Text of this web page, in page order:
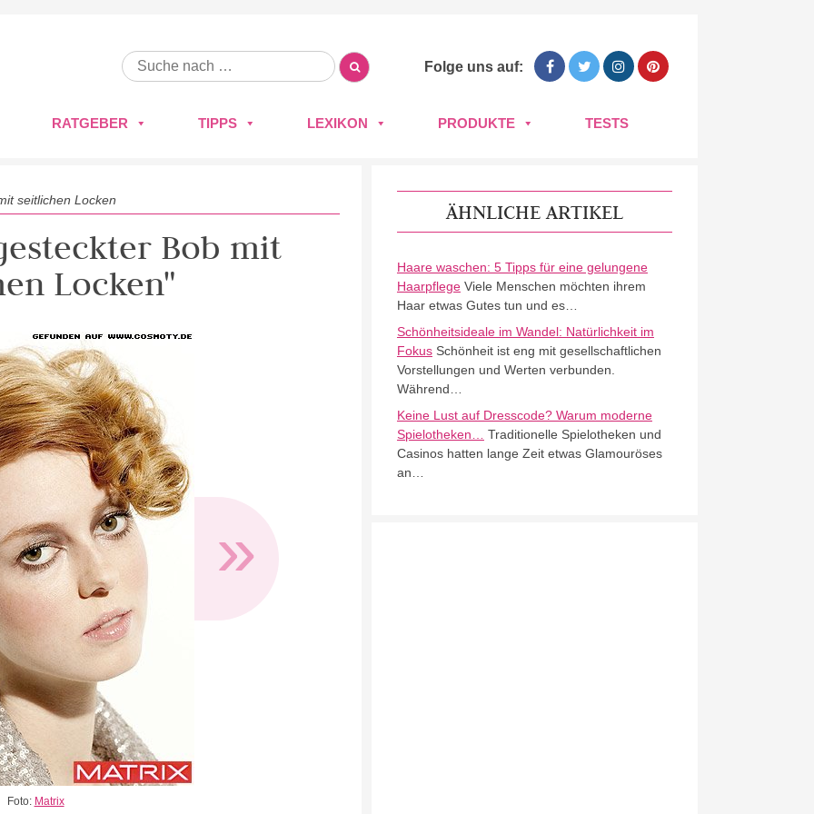
Folge uns auf:
RATGEBER TIPPS LEXIKON PRODUKTE TESTS
seitlichen Locken
Bob mit
Locken"
»
Foto: Matrix
ÄHNLICHE ARTIKEL
Haare waschen: 5 Tipps für eine gelungene
HaarpflegeViele Menschen möchten ihrem
Haar etwas Gutes tun und es…
Schönheitsideale im Wandel: Natürlichkeit im
FokusSchönheit ist eng mit gesellschaftlichen
Vorstellungen und Werten verbunden.
Während…
Keine Lust auf Dresscode? Warum moderne
Spielotheken…
Traditionelle Spielotheken und
Casinos hatten lange Zeit etwas Glamouröses
an…